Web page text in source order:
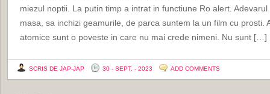
miezul noptii. La putin timp a intrat in functiune Ro alert.
masa, sa inchizi geamurile, de parca suntem la un film cu prosti.
atomice sunt o poveste in care nu mai crede nimeni. Nu sunt […]
SCRIS DE JAP-JAP 30 - SEPT. - 2023 ADD COMMENTS